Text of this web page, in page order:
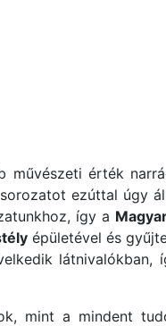
művészeti érték
ezúttal úgy
így a
épületével és
látnivalókban,
mint a mindent